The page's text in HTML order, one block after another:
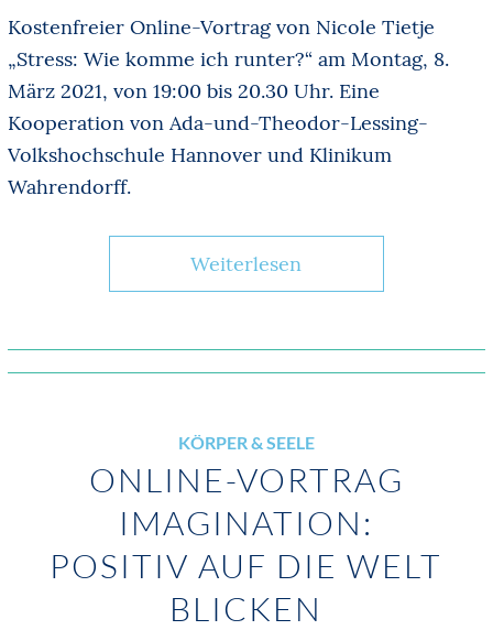
Kostenfreier Online-Vortrag von Nicole Tietje
„Stress: Wie komme ich runter?“ am Montag, 8.
März 2021, von 19:00 bis 20.30 Uhr. Eine
Kooperation von Ada-und-Theodor-Lessing-
Volkshochschule Hannover und Klinikum
Wahrendorff.
Weiterlesen
KÖRPER & SEELE
ONLINE-VORTRAG
IMAGINATION:
POSITIV AUF DIE WELT
BLICKEN